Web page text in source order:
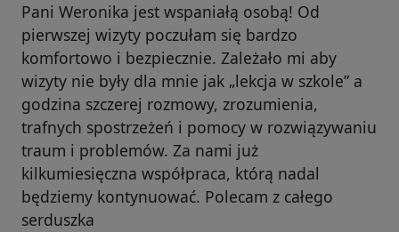
Pani Weronika jest wspaniałą osobą! Od
pierwszej wizyty poczułam się bardzo
komfortowo i bezpiecznie. Zależało mi aby
wizyty nie były dla mnie jak „lekcja w szkole” a
godzina szczerej rozmowy, zrozumienia,
trafnych spostrzeżeń i pomocy w rozwiązywaniu
traum i problemów. Za nami już
kilkumiesięczna współpraca, którą nadal
będziemy kontynuować. Polecam z całego
serduszka